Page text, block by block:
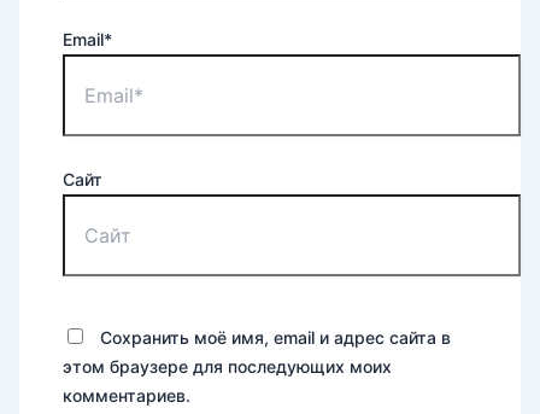
Email*
Сайт
Сохранить моё имя, email и адрес сайта в
этом браузере для последующих моих
комментариев.